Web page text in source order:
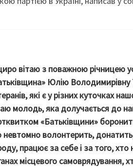
вітаю з поважною річницею
Юлію
які є у різних куточках
молодь, яка долучається до
«Батьківщини»
невтомно волонтерить,
працює за себе і за того,
місцевого самоврядування,